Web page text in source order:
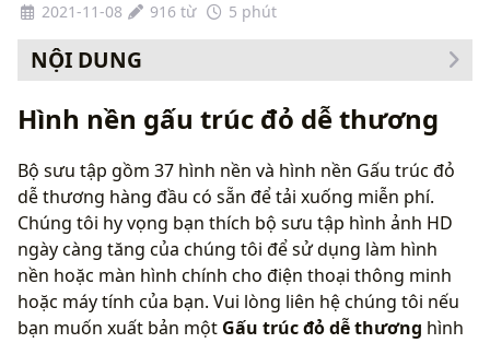
2021-11-08
916 từ 5 phút
NỘI DUNG
Hình nền gấu trúc đỏ dễ thương
Bộ sưu tập gồm 37 hình nền và hình nền Gấu trúc đỏ
dễ thương hàng đầu có sẵn để tải xuống miễn phí.
Chúng tôi hy vọng bạn thích bộ sưu tập hình ảnh HD
ngày càng tăng của chúng tôi để sử dụng làm hình
nền hoặc màn hình chính cho điện thoại thông minh
hoặc máy tính của bạn. Vui lòng liên hệ chúng tôi nếu
bạn muốn xuất bản một Gấu trúc đỏ dễ thương hình